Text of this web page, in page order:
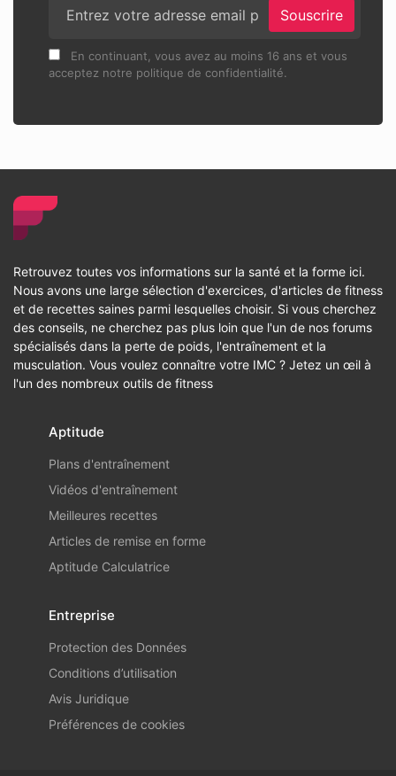
Souscrire
En continuant, vous avez au moins 16 ans et vous
acceptez notre politique de confidentialité.
Retrouvez toutes vos informations sur la santé et la forme ici.
Nous avons une large sélection d'exercices, d'articles de fitness
et de recettes saines parmi lesquelles choisir. Si vous cherchez
des conseils, ne cherchez pas plus loin que l'un de nos forums
spécialisés dans la perte de poids, l'entraînement et la
musculation. Vous voulez connaître votre IMC ? Jetez un œil à
l'un des nombreux outils de fitness
Aptitude
Plans d'entraînement
Vidéos d'entraînement
Meilleures recettes
Articles de remise en forme
Aptitude Calculatrice
Entreprise
Protection des Données
Conditions d’utilisation
Avis Juridique
Préférences de cookies